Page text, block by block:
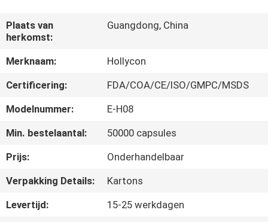
OVER
ONS
FABRIEKSREIS
KWALITEITSCONTROLE
CONTACTEER
ONS
Plaats van
herkomst:
Guangdong, China
Merknaam:
Hollycon
Certificering:
FDA/COA/CE/ISO/GMPC/MSDS
Modelnummer:
E-H08
Min. bestelaantal:
50000 capsules
Prijs:
Onderhandelbaar
Verpakking Details:
Kartons
Levertijd:
15-25 werkdagen